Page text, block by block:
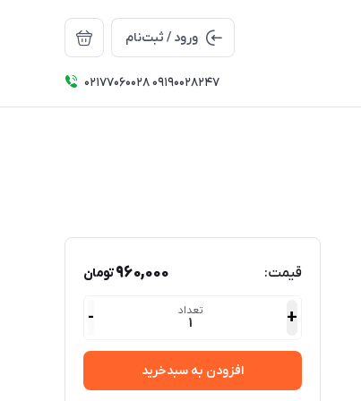
ورود / ثبت‌نام
۰۲۱۷۷۰۶۰۰۲۸ ۰۹۱۹۰۰۲۸۲۴۷
قیمت: 960,000تومان
+ تعداد
1
-
افزودن به سبدخرید